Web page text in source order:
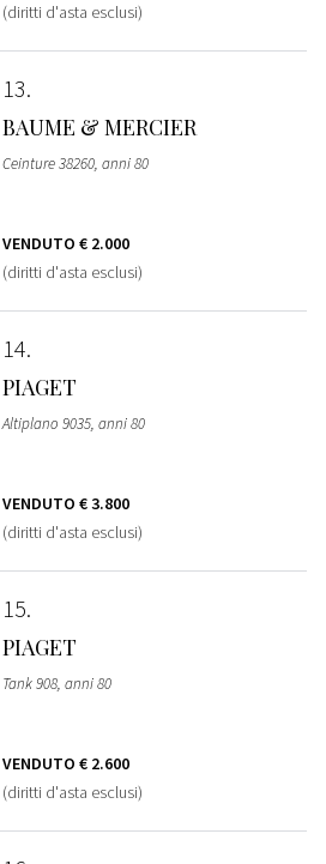
(diritti d'asta esclusi)
13
BAUME & MERCIER
Ceinture 38260, anni 80
VENDUTO € 2.000
(diritti d'asta esclusi)
14
PIAGET
Altiplano 9035, anni 80
VENDUTO € 3.800
(diritti d'asta esclusi)
15
PIAGET
Tank 908, anni 80
VENDUTO € 2.600
(diritti d'asta esclusi)